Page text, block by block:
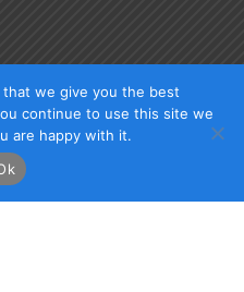
Galerie 2025
we give you the best
continue to use this site we
are happy with it.